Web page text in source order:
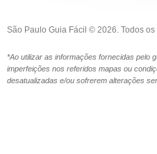
São Paulo Guia Fácil © 2026. Todos
*Ao utilizar as informações fornecidas pelo
imperfeições nos referidos mapas ou
desatualizadas e/ou sofrerem alterações